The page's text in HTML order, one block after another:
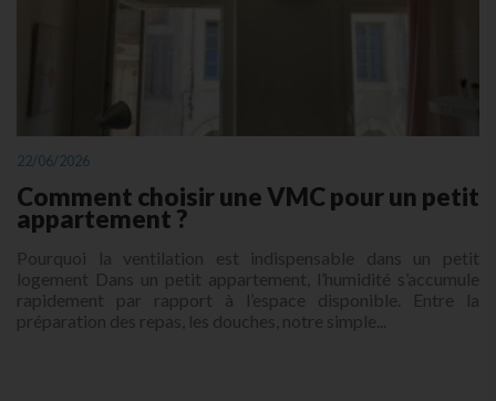
22/06/2026
Comment choisir une VMC pour un petit
appartement ?
Pourquoi la ventilation est indispensable dans un petit
logement Dans un petit appartement, l’humidité s’accumule
rapidement par rapport à l’espace disponible. Entre la
préparation des repas, les douches, notre simple...